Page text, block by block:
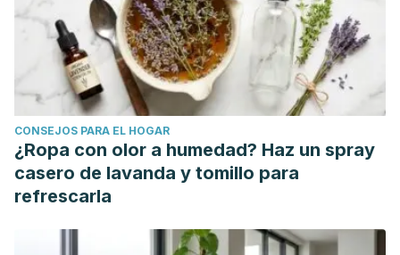
CONSEJOS PARA EL HOGAR
¿Ropa con olor a humedad? Haz un spray
casero de lavanda y tomillo para
refrescarla